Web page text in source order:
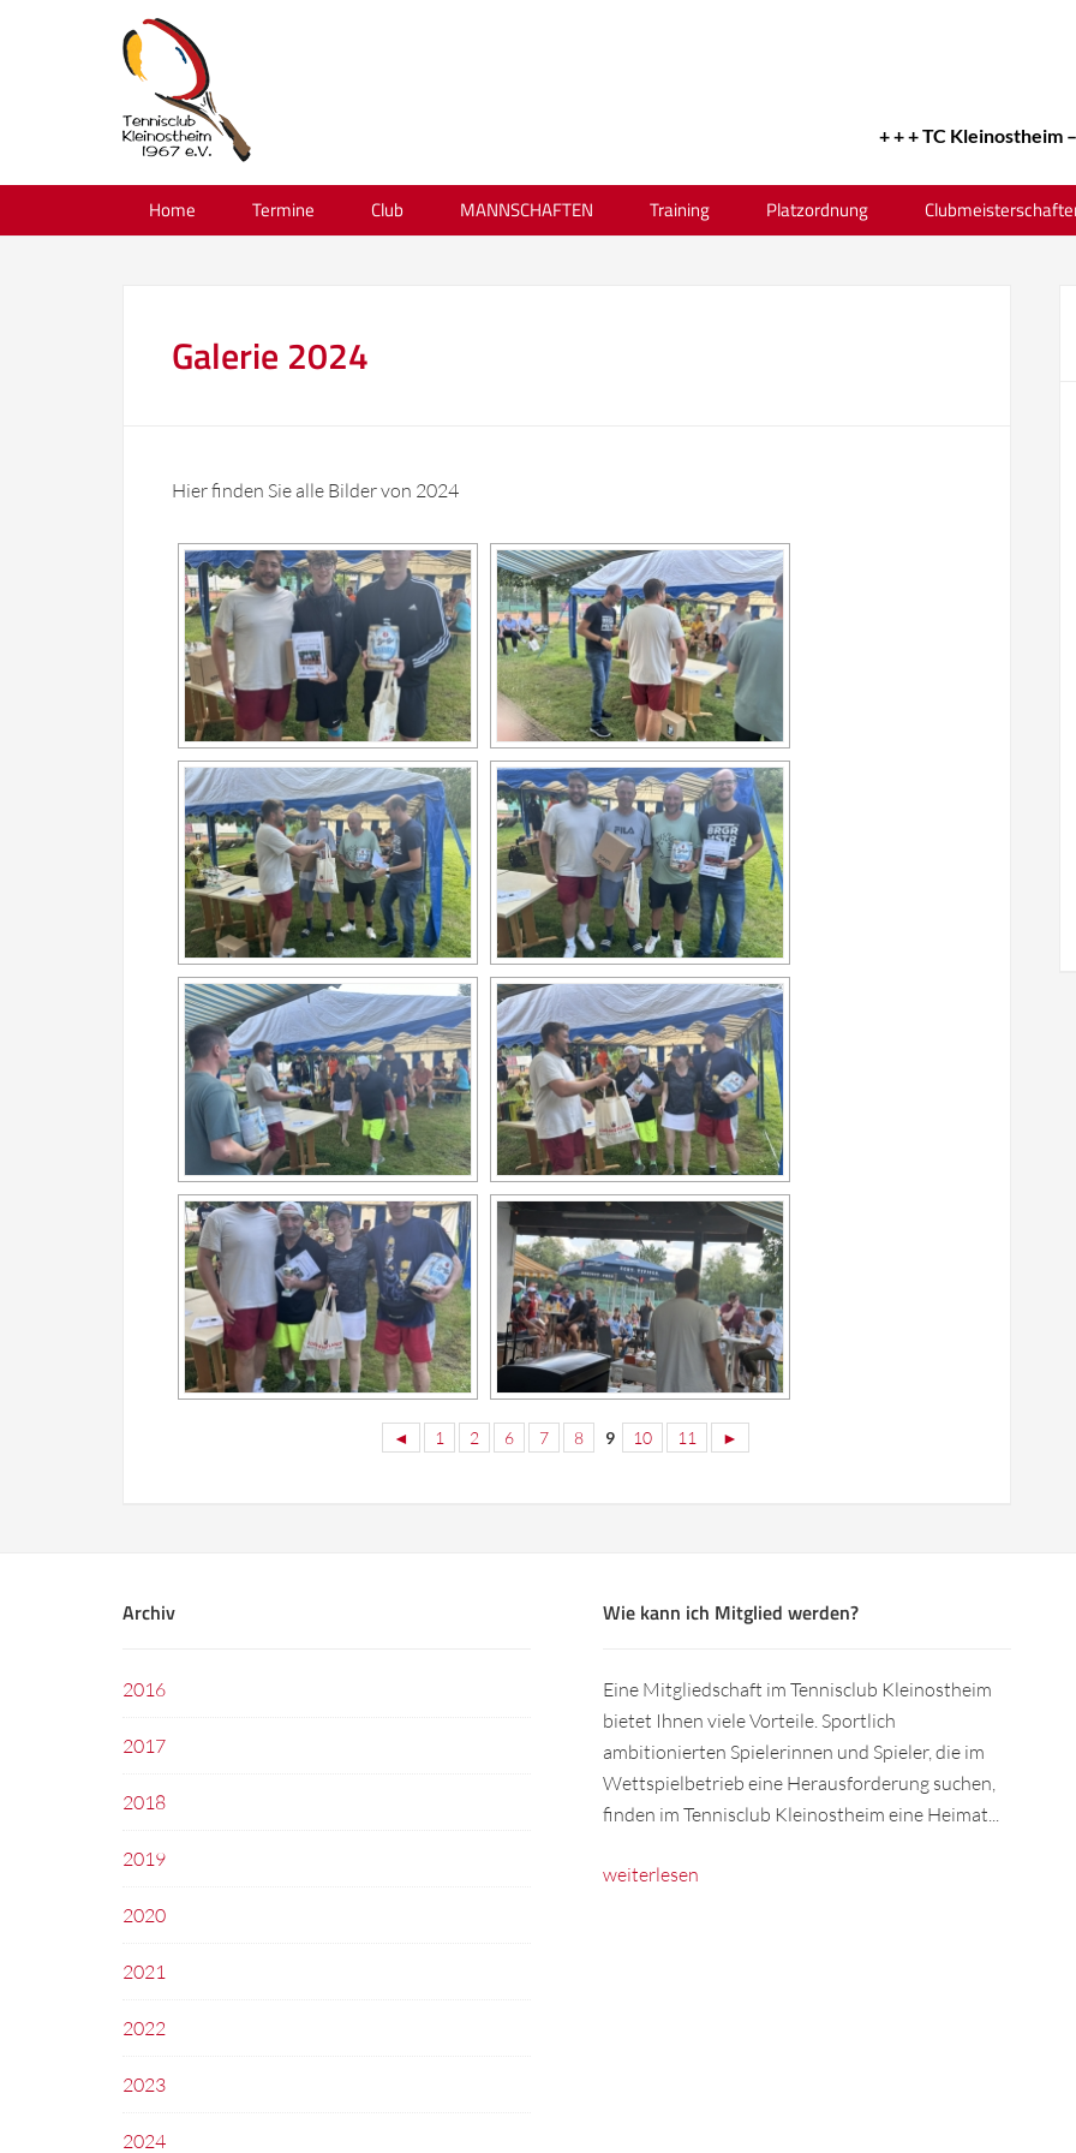
+ + + TC Kleinostheim –
Home Termine Club MANNSCHAFTEN Training Platzordnung
Galerie 2024
Hier finden Sie alle Bilder von 2024
◄ 1 2 6 7 8 9 10 11 ►
Archiv
2016
2017
2018
2019
2020
2021
2022
2023
2024
Wie kann ich Mitglied werden?
Eine Mitgliedschaft im Tennisclub Kleinostheim
bietet Ihnen viele Vorteile. Sportlich
ambitionierten Spielerinnen und Spieler, die im
Wettspielbetrieb eine Herausforderung suchen,
finden im Tennisclub Kleinostheim eine Heimat...
weiterlesen